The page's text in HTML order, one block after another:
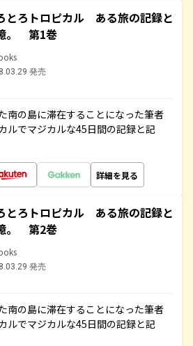
とろトロピカル ある旅の記録と
。 第1巻
発売
南の島に滞在することになった筆者
ルでマジカルな45日間の記録と記
詳細を見る
とろトロピカル ある旅の記録と
。 第2巻
発売
南の島に滞在することになった筆者
ルでマジカルな45日間の記録と記